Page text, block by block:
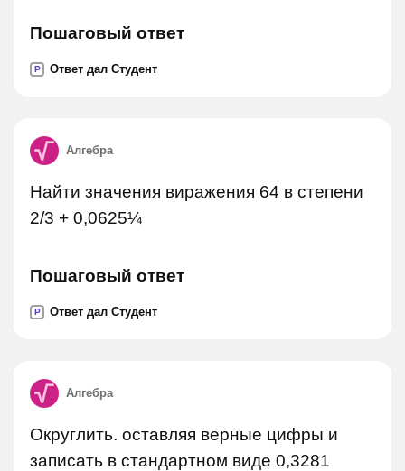
Пошаговый ответ
P Ответ дал Студент
Алгебра
Найти значения виражения 64 в степени
2/3 + 0,0625¼
Пошаговый ответ
P Ответ дал Студент
Алгебра
Округлить. оставляя верные цифры и
записать в стандартном виде 0,3281